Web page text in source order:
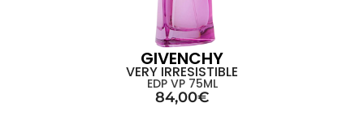
GIVENCHY
VERY IRRESISTIBLE
EDP VP 75ML
84,00€